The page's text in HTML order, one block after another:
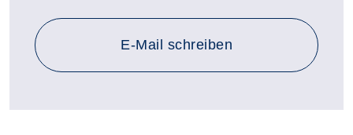
E-Mail schreiben